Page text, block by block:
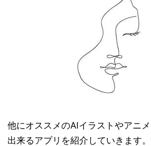
他にオススメのAIイラストやアニ
出来るアプリを紹介していきます